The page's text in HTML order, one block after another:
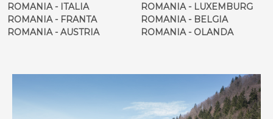
ROMANIA - ITALIA
ROMANIA - FRANTA
ROMANIA - AUSTRIA
ROMANIA - LUXEMBURG
ROMANIA - BELGIA
ROMANIA - OLANDA